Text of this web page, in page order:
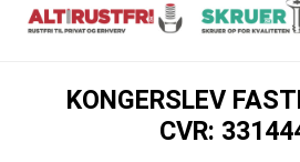
KONGERSLEV
CVR: